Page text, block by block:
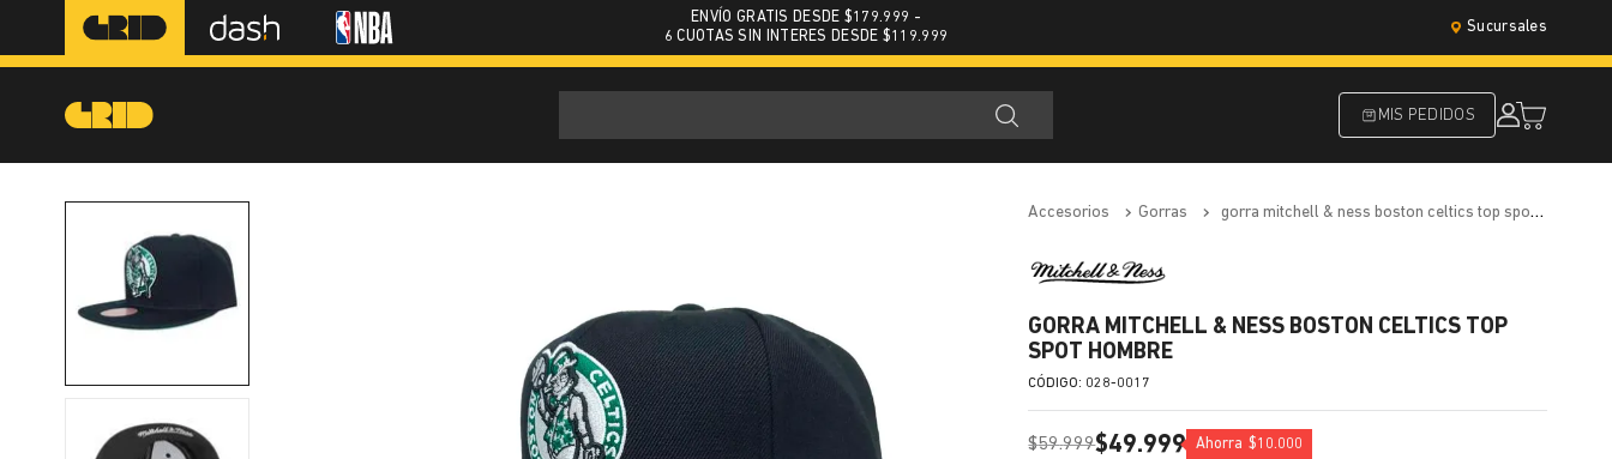
ENVÍO GRATIS DESDE $179.999 -
6 CUOTAS SIN INTERES DESDE $119.999
Sucursales
MIS PEDIDOS
accesorios gorras gorra mitchell & ness boston celtics top spot hombre
GORRA MITCHELL & NESS BOSTON CELTICS TOP
SPOT HOMBRE
: 028-0017
$59.999$49.999 Ahorra $10.000